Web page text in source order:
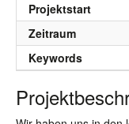
Projektstart
Zeitraum
Keywords